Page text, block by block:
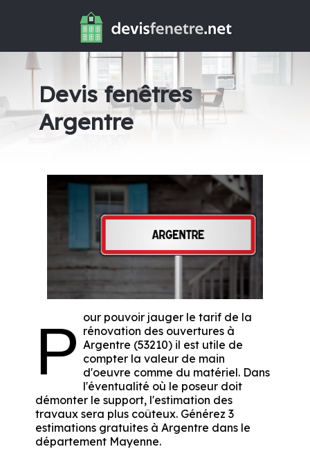
Devis fenêtres
Argentre
P our pouvoir jauger le tarif de la
rénovation des ouvertures à
Argentre (53210) il est utile de
compter la valeur de main
d'oeuvre comme du matériel. Dans
l'éventualité où le poseur doit
démonter le support, l'estimation des
travaux sera plus coûteux. Générez 3
estimations gratuites à Argentre dans le
département Mayenne.